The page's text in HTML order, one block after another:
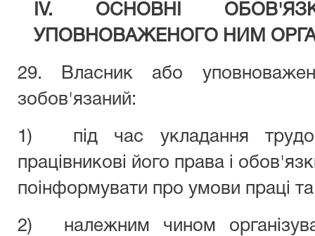
IV. ОСНОВНІ
УПОВНОВАЖЕНОГО НИМ
29. Власник або
зобов'язаний:
1)
під час укладання
працівникові його права і
поінформувати про умови праці та
2)
належним чином